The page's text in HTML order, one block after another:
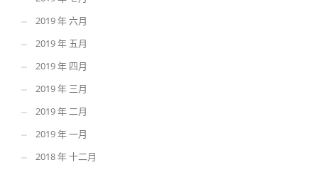
2019 年 六月
2019 年 五月
2019 年 四月
2019 年 三月
2019 年 二月
2019 年 一月
2018 年 十二月